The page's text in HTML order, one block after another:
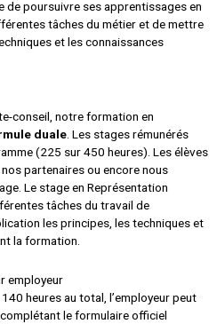
de poursuivre ses apprentissages en
tâches du métier et de mettre
et les connaissances
conseil, notre formation en
duale . Les stages rémunérés
(225 sur 450 heures). Les élèves
partenaires ou encore nous
Le stage en Représentation
tâches du travail de
les principes, les techniques et
la formation.
employeur
heures au total, l’employeur peut
le formulaire officiel